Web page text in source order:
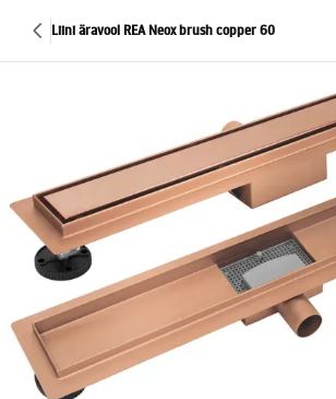
Liini äravool REA Neox brush copper 60